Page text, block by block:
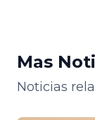
Mas
Noticias